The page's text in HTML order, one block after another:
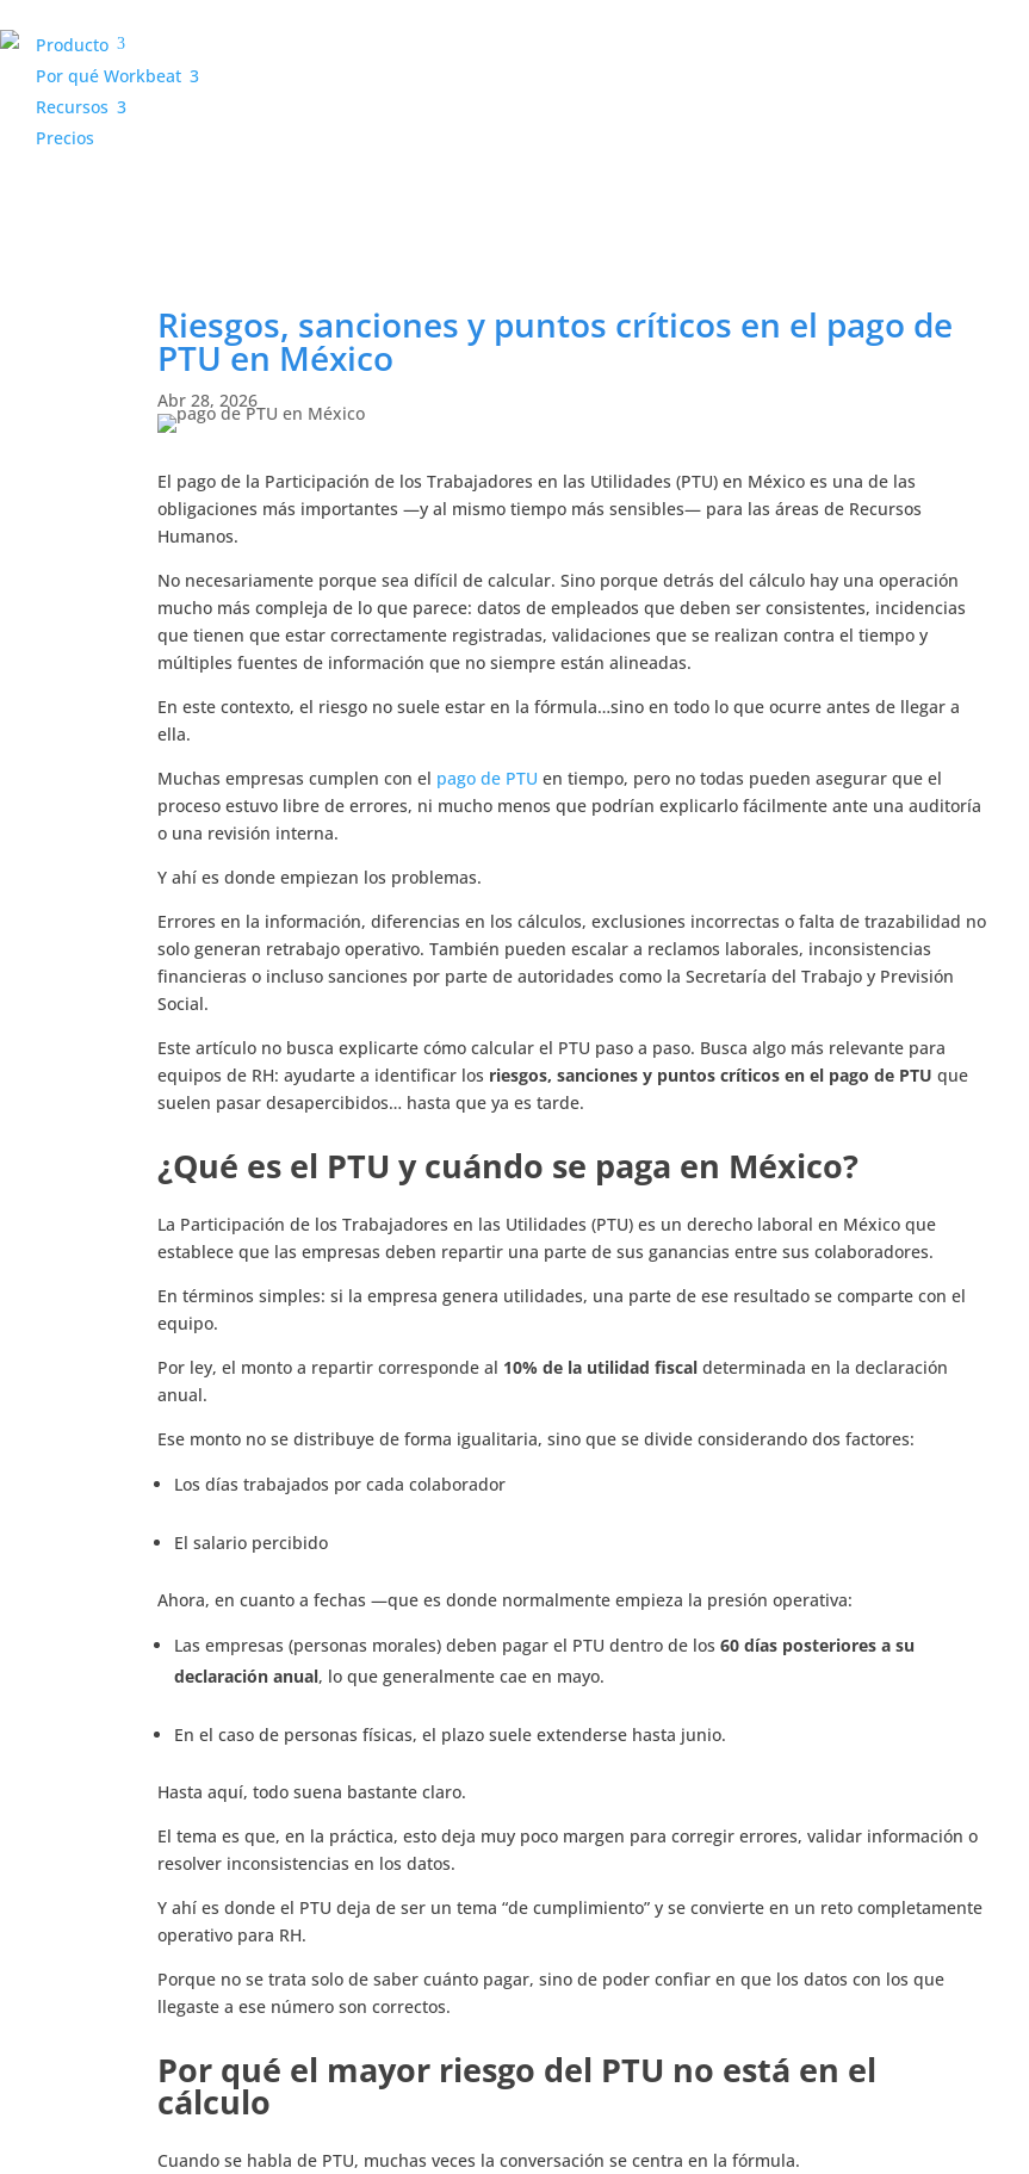
Producto 3
Por qué Workbeat 3
Recursos 3
Precios
Riesgos, sanciones y puntos críticos en el pago de
PTU en México
Abr 28, 2026
El pago de la Participación de los Trabajadores en las Utilidades (PTU) en México es una de las
obligaciones más importantes —y al mismo tiempo más sensibles— para las áreas de Recursos
Humanos.
No necesariamente porque sea difícil de calcular. Sino porque detrás del cálculo hay una operación
mucho más compleja de lo que parece: datos de empleados que deben ser consistentes, incidencias
que tienen que estar correctamente registradas, validaciones que se realizan contra el tiempo y
múltiples fuentes de información que no siempre están alineadas.
En este contexto, el riesgo no suele estar en la fórmula…sino en todo lo que ocurre antes de llegar a
ella.
Muchas empresas cumplen con el pago de PTU en tiempo, pero no todas pueden asegurar que el
proceso estuvo libre de errores, ni mucho menos que podrían explicarlo fácilmente ante una auditoría
o una revisión interna.
Y ahí es donde empiezan los problemas.
Errores en la información, diferencias en los cálculos, exclusiones incorrectas o falta de trazabilidad no
solo generan retrabajo operativo. También pueden escalar a reclamos laborales, inconsistencias
financieras o incluso sanciones por parte de autoridades como la Secretaría del Trabajo y Previsión
Social.
Este artículo no busca explicarte cómo calcular el PTU paso a paso. Busca algo más relevante para
equipos de RH: ayudarte a identificar los riesgos, sanciones y puntos críticos en el pago de PTU que
suelen pasar desapercibidos… hasta que ya es tarde.
¿Qué es el PTU y cuándo se paga en México?
La Participación de los Trabajadores en las Utilidades (PTU) es un derecho laboral en México que
establece que las empresas deben repartir una parte de sus ganancias entre sus colaboradores.
En términos simples: si la empresa genera utilidades, una parte de ese resultado se comparte con el
equipo.
Por ley, el monto a repartir corresponde al 10% de la utilidad fiscal determinada en la declaración
anual.
Ese monto no se distribuye de forma igualitaria, sino que se divide considerando dos factores:
Los días trabajados por cada colaborador
El salario percibido
Ahora, en cuanto a fechas —que es donde normalmente empieza la presión operativa:
Las empresas (personas morales) deben pagar el PTU dentro de los 60 días posteriores a su
declaración anual, lo que generalmente cae en mayo.
En el caso de personas físicas, el plazo suele extenderse hasta junio.
Hasta aquí, todo suena bastante claro.
El tema es que, en la práctica, esto deja muy poco margen para corregir errores, validar información o
resolver inconsistencias en los datos.
Y ahí es donde el PTU deja de ser un tema “de cumplimiento” y se convierte en un reto completamente
operativo para RH.
Porque no se trata solo de saber cuánto pagar, sino de poder confiar en que los datos con los que
llegaste a ese número son correctos.
Por qué el mayor riesgo del PTU no está en el
cálculo
Cuando se habla de PTU, muchas veces la conversación se centra en la fórmula.